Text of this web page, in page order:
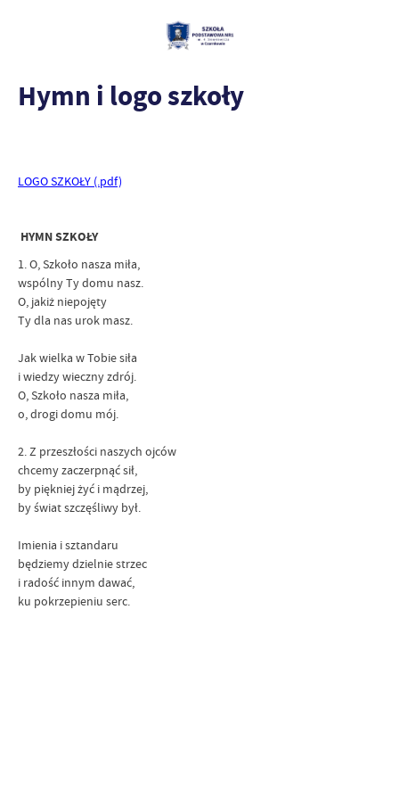
Hymn i logo szkoły
LOGO SZKOŁY (.pdf)
HYMN SZKOŁY
1. O, Szkoło nasza miła,
wspólny Ty domu nasz.
O, jakiż niepojęty
Ty dla nas urok masz.
Jak wielka w Tobie siła
i wiedzy wieczny zdrój.
O, Szkoło nasza miła,
o, drogi domu mój.
2. Z przeszłości naszych ojców
chcemy zaczerpnąć sił,
by piękniej żyć i mądrzej,
by świat szczęśliwy był.
Imienia i sztandaru
będziemy dzielnie strzec
i radość innym dawać,
ku pokrzepieniu serc.